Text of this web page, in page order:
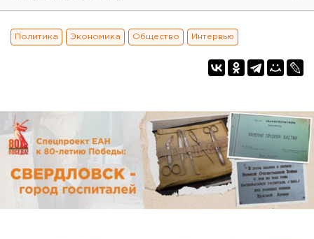
Политика Экономика Общество Интервью